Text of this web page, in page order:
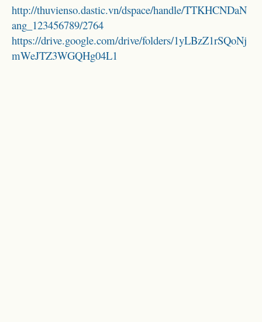
http://thuvienso.dastic.vn/dspace/handle/TTKHCNDaN
ang_123456789/2764
https://drive.google.com/drive/folders/1yLBzZ1rSQoNj
mWeJTZ3WGQHg04L1